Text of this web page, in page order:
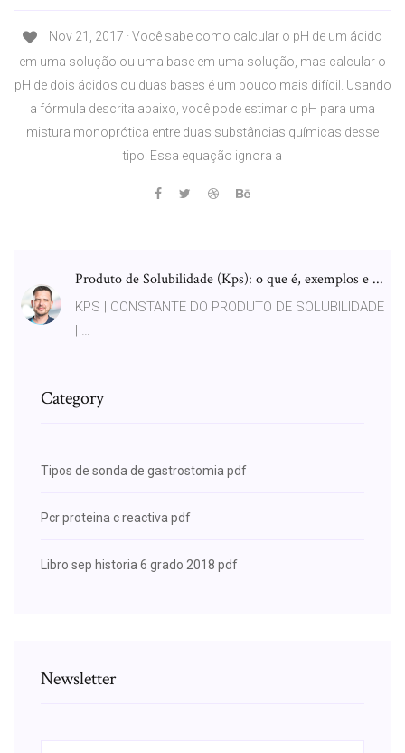
Nov 21, 2017 · Você sabe como calcular o pH de um ácido
em uma solução ou uma base em uma solução, mas calcular o
pH de dois ácidos ou duas bases é um pouco mais difícil. Usando
a fórmula descrita abaixo, você pode estimar o pH para uma
mistura monoprótica entre duas substâncias químicas desse
tipo. Essa equação ignora a
Produto de Solubilidade (Kps): o que é, exemplos e ...
KPS | CONSTANTE DO PRODUTO DE SOLUBILIDADE
| …
Category
Tipos de sonda de gastrostomia pdf
Pcr proteina c reactiva pdf
Libro sep historia 6 grado 2018 pdf
Newsletter